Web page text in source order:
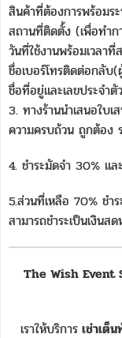
สินค้าที่ต้องการพร้อมร
สถานที่ติดตั้ง (เพื่อทำก
วันที่ใช้งานพร้อมเวลา
ชื่อเบอร์โทรติดต่อกลับ
ชื่อที่อยู่และเลขประจำตั
3. ทางร้านนำเสนอใบ
ความครบถ้วน ถูกต้อง
4. ชำระมัดจำ 30% แล
5.ส่วนที่เหลือ 70% ชำ
สามารถชำระเป็นเงินส
The Wish Event
เราให้บริการ เช่าเต็